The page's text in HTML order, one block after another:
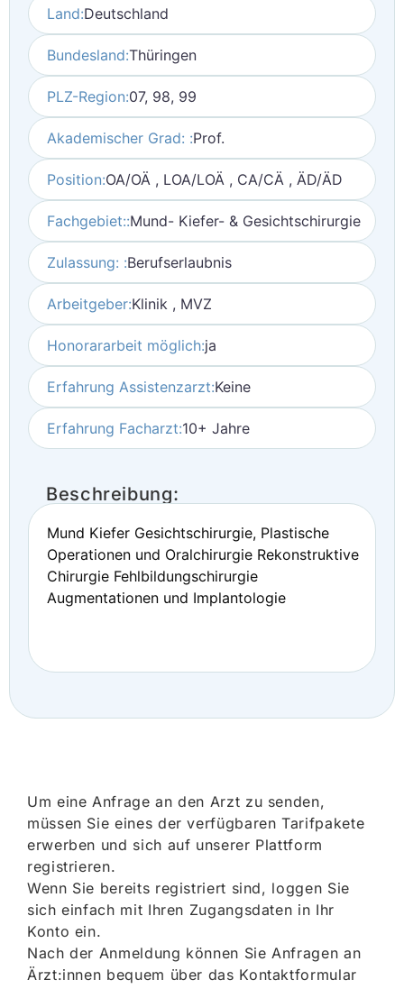
Land:Deutschland
Bundesland:Thüringen
PLZ-Region:07, 98, 99
Akademischer Grad: :Prof.
Position:OA/OÄ , LOA/LOÄ , CA/CÄ , ÄD/ÄD
Fachgebiet::Mund- Kiefer- & Gesichtschirurgie
Zulassung: :Berufserlaubnis
Arbeitgeber:Klinik , MVZ
Honorararbeit möglich:ja
Erfahrung Assistenzarzt:Keine
Erfahrung Facharzt:10+ Jahre
Beschreibung:
Mund Kiefer Gesichtschirurgie, Plastische
Operationen und Oralchirurgie Rekonstruktive
Chirurgie Fehlbildungschirurgie
Augmentationen und Implantologie
Um eine Anfrage an den Arzt zu senden,
müssen Sie eines der verfügbaren Tarifpakete
erwerben und sich auf unserer Plattform
registrieren.
Wenn Sie bereits registriert sind, loggen Sie
sich einfach mit Ihren Zugangsdaten in Ihr
Konto ein.
Nach der Anmeldung können Sie Anfragen an
Ärzt:innen bequem über das Kontaktformular